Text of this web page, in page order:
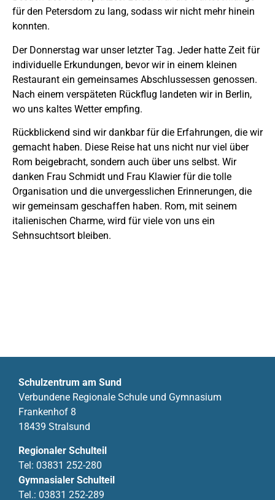
für den Petersdom zu lang, sodass wir nicht mehr hinein
konnten.
Der Donnerstag war unser letzter Tag. Jeder hatte Zeit für
individuelle Erkundungen, bevor wir in einem kleinen
Restaurant ein gemeinsames Abschlussessen genossen.
Nach einem verspäteten Rückflug landeten wir in Berlin,
wo uns kaltes Wetter empfing.
Rückblickend sind wir dankbar für die Erfahrungen, die wir
gemacht haben. Diese Reise hat uns nicht nur viel über
Rom beigebracht, sondern auch über uns selbst. Wir
danken Frau Schmidt und Frau Klawier für die tolle
Organisation und die unvergesslichen Erinnerungen, die
wir gemeinsam geschaffen haben. Rom, mit seinem
italienischen Charme, wird für viele von uns ein
Sehnsuchtsort bleiben.
Schulzentrum am Sund
Verbundene Regionale Schule und Gymnasium
Frankenhof 8
18439 Stralsund
Regionaler Schulteil
Tel: 03831 252-280
Gymnasialer Schulteil
Tel.: 03831 252-289